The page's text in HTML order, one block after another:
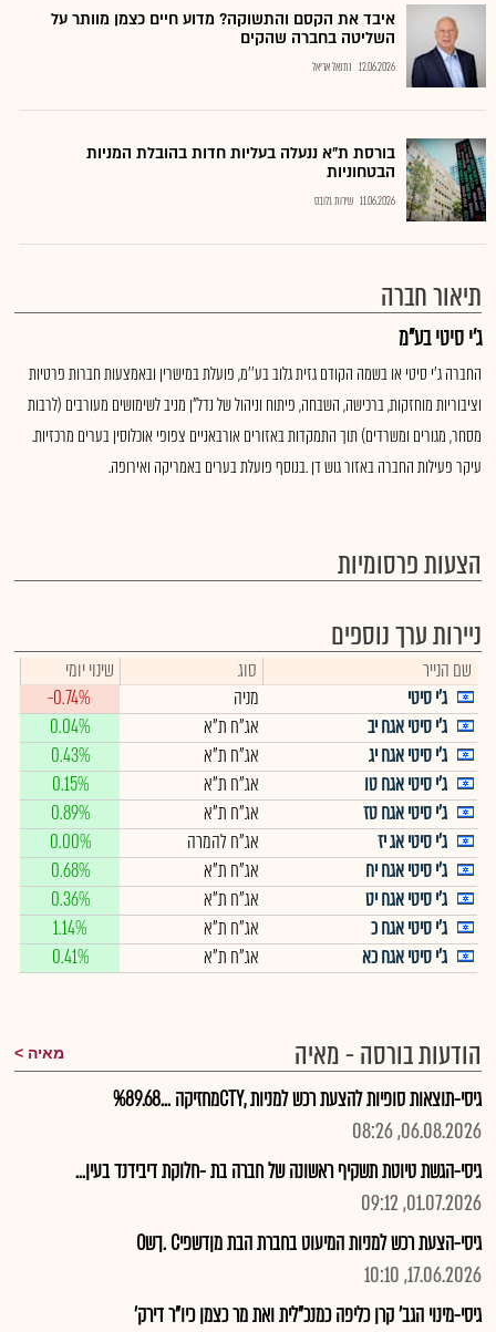
איבד את הקסם והתשוקה? מדוע חיים כצמן מוותר על
השליטה בחברה שהקים
12.06.2026 נתנאל אריאל
בורסת ת"א ננעלה בעליות חדות בהובלת המניות
הבטחוניות
11.06.2026 שירות גלובס
תיאור חברה
ג'י סיטי בע"מ
החברה ג'י סיטי או בשמה הקודם גזית גלוב בע''מ, פועלת במישרין ובאמצעות חברות פרטיות
וציבוריות מוחזקות, ברכישה, השבחה, פיתוח וניהול של נדל"ן מניב לשימושים מעורבים (לרבות
מסחר, מגורים ומשרדים) תוך התמקדות באזורים אורבאניים צפופי אוכלוסין בערים מרכזיות.
עיקר פעילות החברה באזור גוש דן .בנוסף פועלת בערים באמריקה ואירופה.
הצעות פרסומיות
ניירות ערך נוספים
שם הנייר סוג
שינוי יומי
ג'י סיטי
מניה
-0.74%
ג'י סיטי אגח יב
אג"ח ת"א
0.04%
ג'י סיטי אגח יג
אג"ח ת"א
0.43%
ג'י סיטי אגח טו
אג"ח ת"א
0.15%
ג'י סיטי אגח טז
אג"ח ת"א
0.89%
ג'י סיטי אג יז
אג"ח להמרה
0.00%
ג'י סיטי אגח יח
אג"ח ת"א
0.68%
ג'י סיטי אגח יט
אג"ח ת"א
0.36%
ג'י סיטי אגח כ
אג"ח ת"א
1.14%
ג'י סיטי אגח כא
אג"ח ת"א 0.41%
הודעות בורסה - מאיה מאיה
גיסי-תוצאות סופיות להצעת רכש למניות ,CTYמחזיקה ...%89.68
06.08.2026, 08:26
גיסי-הגשת טיוטת תשקיף ראשונה של חברה בת -חלוקת דיבידנד בעין...
01.07.2026, 09:12
גיסי-הצעת רכש למניות המיעוט בחברת הבת מןדשפיC .ךשO
17.06.2026, 10:10
גיסי-מינוי הגב' קרן כליפה כמנכ"לית ואת מר כצמן כיו"ר דירק'